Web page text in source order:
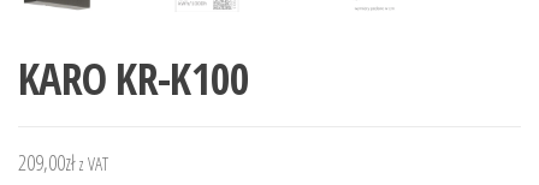
KARO KR-K100
209,00zł z VAT